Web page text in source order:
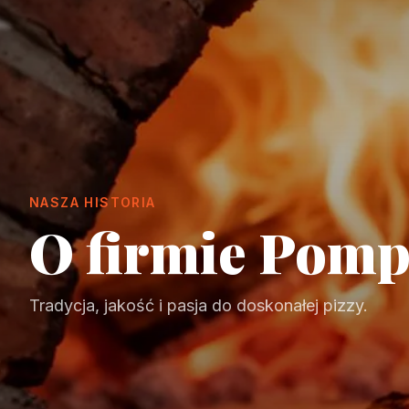
NASZA HISTORIA
O firmie
Tradycja, jakość i pasja do doskonałej pizzy.